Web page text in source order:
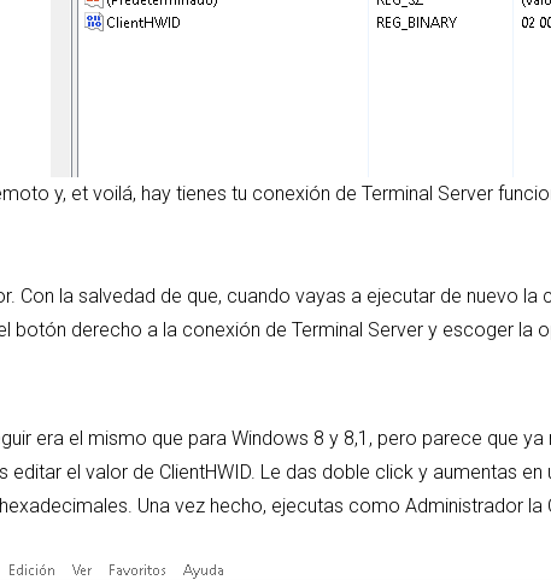
y, et voilá, hay tienes tu conexión de Terminal Server
Con la salvedad de que, cuando vayas a ejecutar de nuevo
botón derecho a la conexión de Terminal Server y escoger la
era el mismo que para Windows 8 y 8,1, pero parece que
el valor de ClientHWID. Le das doble click y aumentas en
Una vez hecho, ejecutas como Administrador